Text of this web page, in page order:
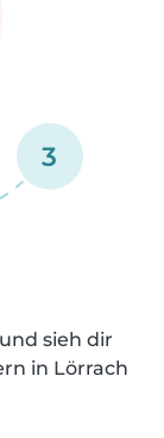
3
sieh dir
in Lörrach